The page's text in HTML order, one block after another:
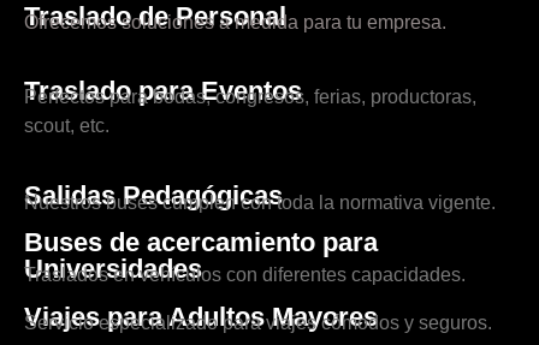
Traslado de Personal
Ofrecemos soluciones a medida para tu empresa.
Traslado para Eventos
Perfectos para bodas, congresos, ferias, productoras,
scout, etc.
Salidas Pedagógicas
Nuestros buses cumplen con toda la normativa vigente.
Buses de acercamiento para
Universidades
Traslados en vehículos con diferentes capacidades.
Viajes para Adultos Mayores
Servicio especializado para viajes cómodos y seguros.